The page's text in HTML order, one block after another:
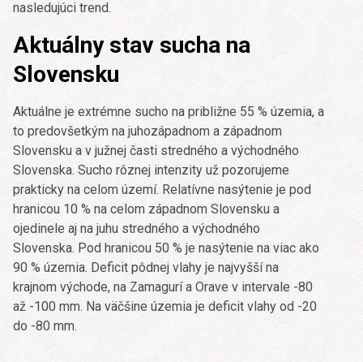
nasledujúci trend.
Aktuálny stav sucha na
Slovensku
Aktuálne je extrémne sucho na približne 55 % územia, a
to predovšetkým na juhozápadnom a západnom
Slovensku a v južnej časti stredného a východného
Slovenska. Sucho rôznej intenzity už pozorujeme
prakticky na celom území. Relatívne nasýtenie je pod
hranicou 10 % na celom západnom Slovensku a
ojedinele aj na juhu stredného a východného
Slovenska. Pod hranicou 50 % je nasýtenie na viac ako
90 % územia. Deficit pôdnej vlahy je najvyšší na
krajnom východe, na Zamagurí a Orave v intervale -80
až -100 mm. Na väčšine územia je deficit vlahy od -20
do -80 mm.